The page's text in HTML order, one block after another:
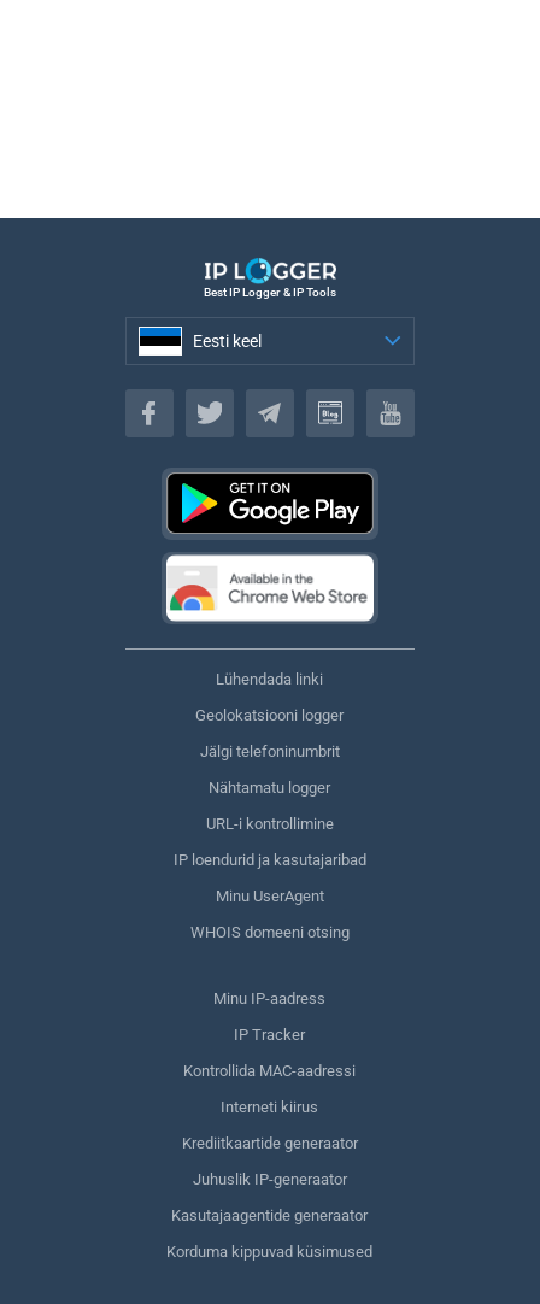
Best IP Logger & IP Tools
Eesti keel
Eesti keel
Lühendada linki
Geolokatsiooni logger
Jälgi telefoninumbrit
Nähtamatu logger
URL-i kontrollimine
IP loendurid ja kasutajaribad
Minu UserAgent
WHOIS domeeni otsing
Minu IP-aadress
IP Tracker
Kontrollida MAC-aadressi
Interneti kiirus
Krediitkaartide generaator
Juhuslik IP-generaator
Kasutajaagentide generaator
Korduma kippuvad küsimused